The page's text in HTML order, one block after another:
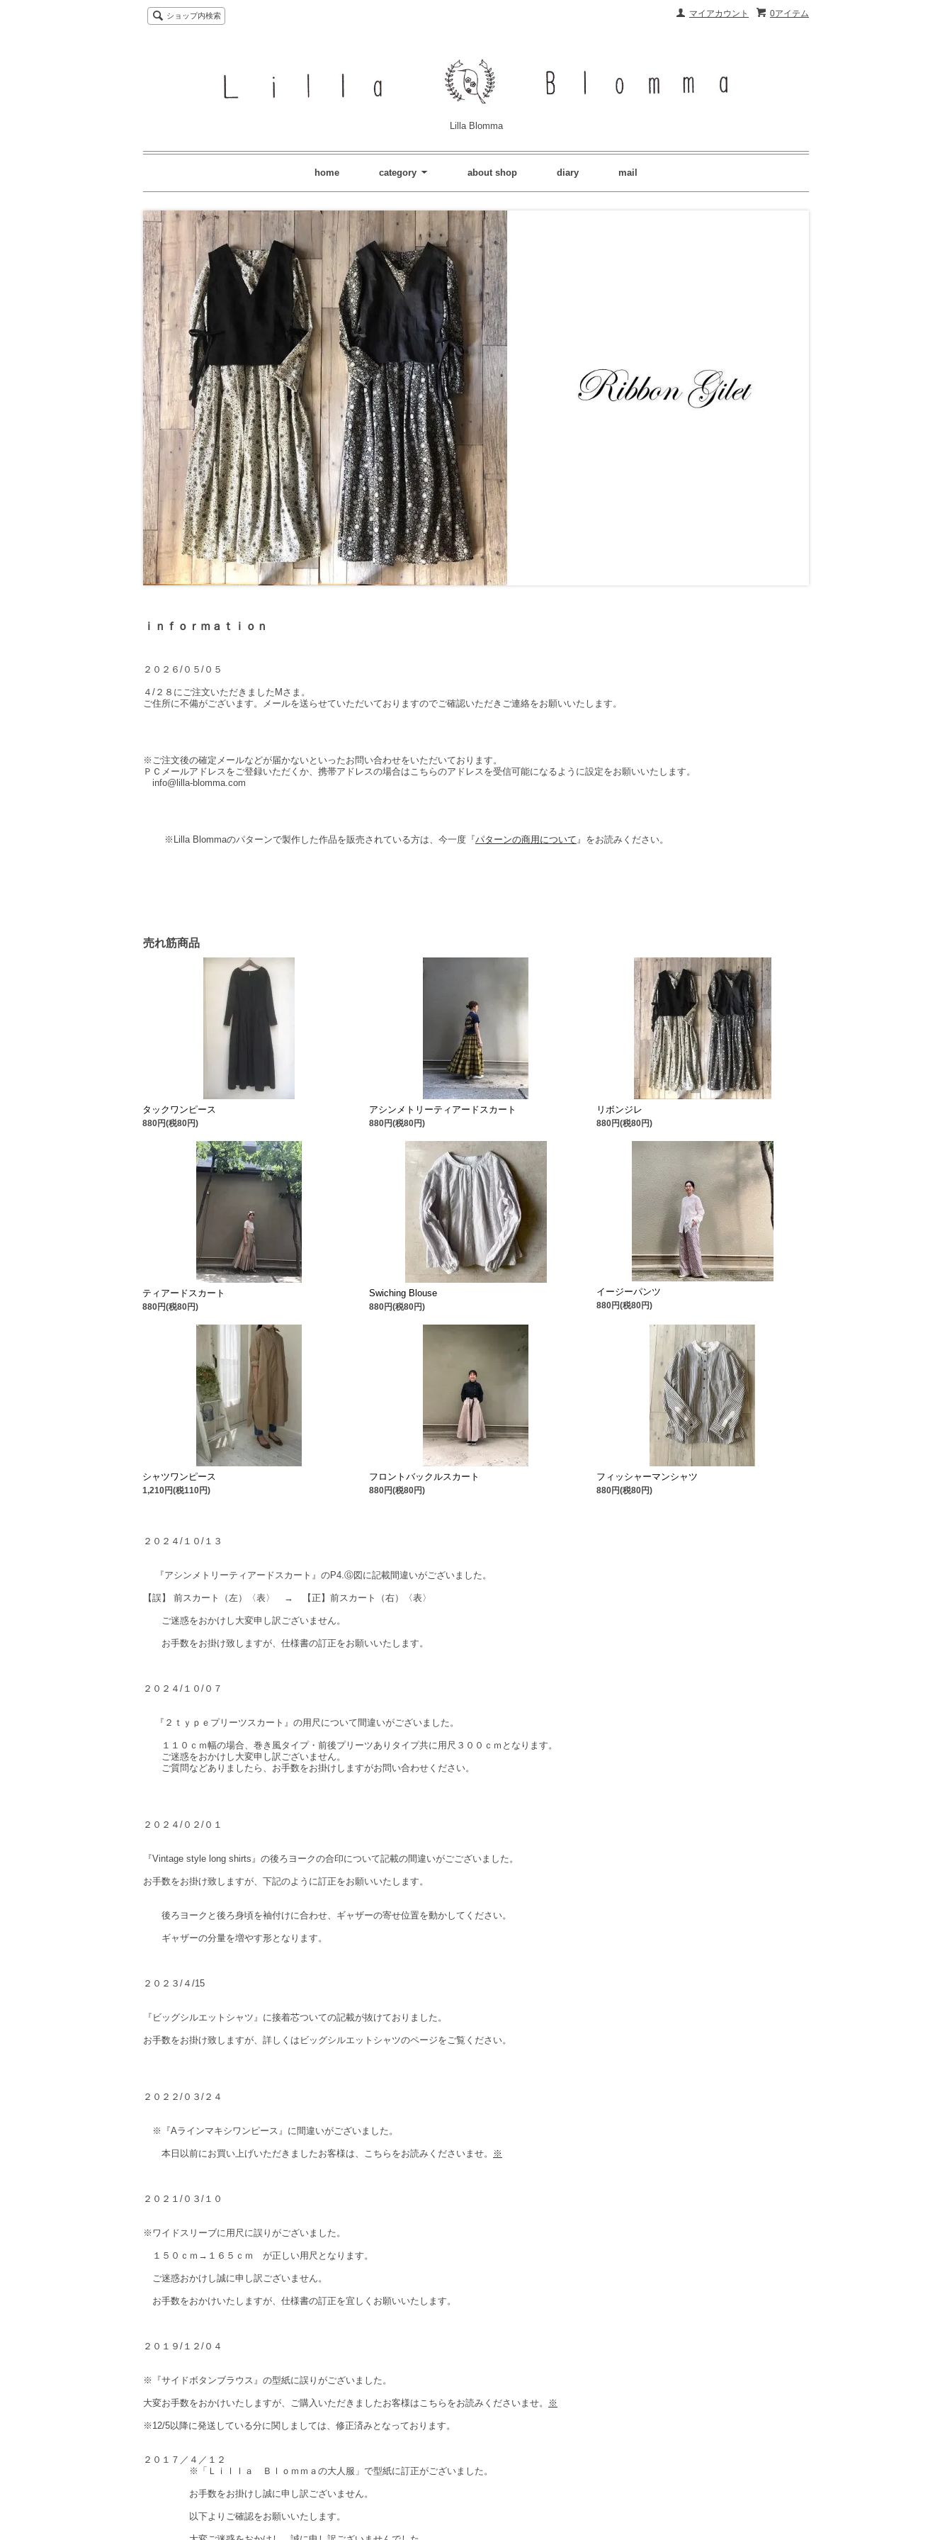
0アイテム
マイアカウント
ショップ内検索
Lilla Blomma
home category about shop diary mail
ｉｎｆｏｒｍａｔｉｏｎ
２０２６/０５/０５
４/２８にご注文いただきましたMさま。
ご住所に不備がございます。メールを送らせていただいておりますのでご確認いただきご連絡をお願いいたします。
※ご注文後の確定メールなどが届かないといったお問い合わせをいただいております。
ＰＣメールアドレスをご登録いただくか、携帯アドレスの場合はこちらのアドレスを受信可能になるように設定をお願いいたします。
info@lilla-blomma.com
※Lilla Blommaのパターンで製作した作品を販売されている方は、今一度『パターンの商用について 』をお読みください。
売れ筋商品
タックワンピース
880円(税80円)
アシンメトリーティアードスカート
880円(税80円)
リボンジレ
880円(税80円)
ティアードスカート
880円(税80円)
Swiching Blouse
880円(税80円)
イージーパンツ
880円(税80円)
シャツワンピース
1,210円(税110円)
フロントバックルスカート
880円(税80円)
フィッシャーマンシャツ
880円(税80円)
２０２４/１０/１３
『アシンメトリーティアードスカート』のP4.Ⓖ図に記載間違いがございました。
【誤】 前スカート（左）〈表〉 → 【正】前スカート（右）〈表〉
ご迷惑をおかけし大変申し訳ございません。
お手数をお掛け致しますが、仕様書の訂正をお願いいたします。
２０２４/１０/０７
『２ｔｙｐｅプリーツスカート』の用尺について間違いがございました。
１１０ｃｍ幅の場合、巻き風タイプ・前後プリーツありタイプ共に用尺３００ｃｍとなります。
ご迷惑をおかけし大変申し訳ございません。
ご質問などありましたら、お手数をお掛けしますがお問い合わせください。
２０２４/０２/０１
『Vintage style long shirts』の後ろヨークの合印について記載の間違いがごございました。
お手数をお掛け致しますが、下記のように訂正をお願いいたします。
後ろヨークと後ろ身頃を袖付けに合わせ、ギャザーの寄せ位置を動かしてください。
ギャザーの分量を増やす形となります。
２０２３/４/15
『ビッグシルエットシャツ』に接着芯ついての記載が抜けておりました。
お手数をお掛け致しますが、詳しくはビッグシルエットシャツのページをご覧ください。
２０２２/０３/２４
※『Aラインマキシワンピース』に間違いがございました。
本日以前にお買い上げいただきましたお客様は、こちらをお読みくださいませ。 ※
２０２１/０３/１０
※ワイドスリーブに用尺に誤りがございました。
１５０ｃｍ→１６５ｃｍ が正しい用尺となります。
ご迷惑おかけし誠に申し訳ございません。
お手数をおかけいたしますが、仕様書の訂正を宜しくお願いいたします。
２０１９/１２/０４
※『サイドボタンブラウス』の型紙に誤りがございました。
大変お手数をおかけいたしますが、ご購入いただきましたお客様はこちらをお読みくださいませ。 ※
※12/5以降に発送している分に関しましては、修正済みとなっております。
２０１７／４／１２
※「Ｌｉｌｌａ Ｂｌｏｍｍａの大人服」で型紙に訂正がございました。
お手数をお掛けし誠に申し訳ございません。
以下よりご確認をお願いいたします。